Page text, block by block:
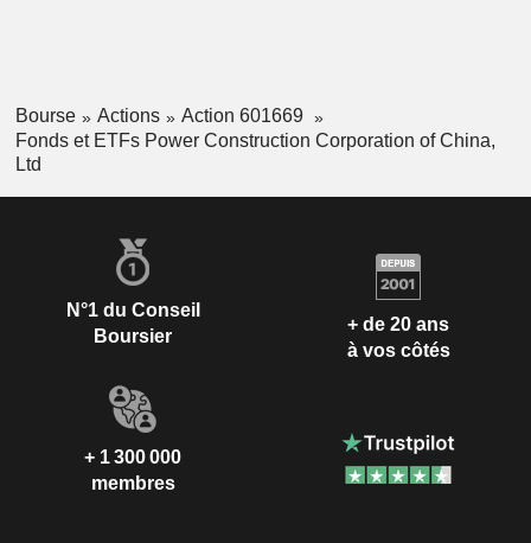
Bourse Actions
Action 601669
Fonds et ETFs Power Construction Corporation of China,
Ltd
N°1 du Conseil
Boursier
+ de 20 ans
à vos côtés
+ 1 300 000
membres